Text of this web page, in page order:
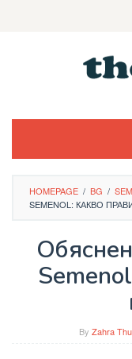
HOMEPAGE / BG /
SEMENOL: КАКВО
By Zahra